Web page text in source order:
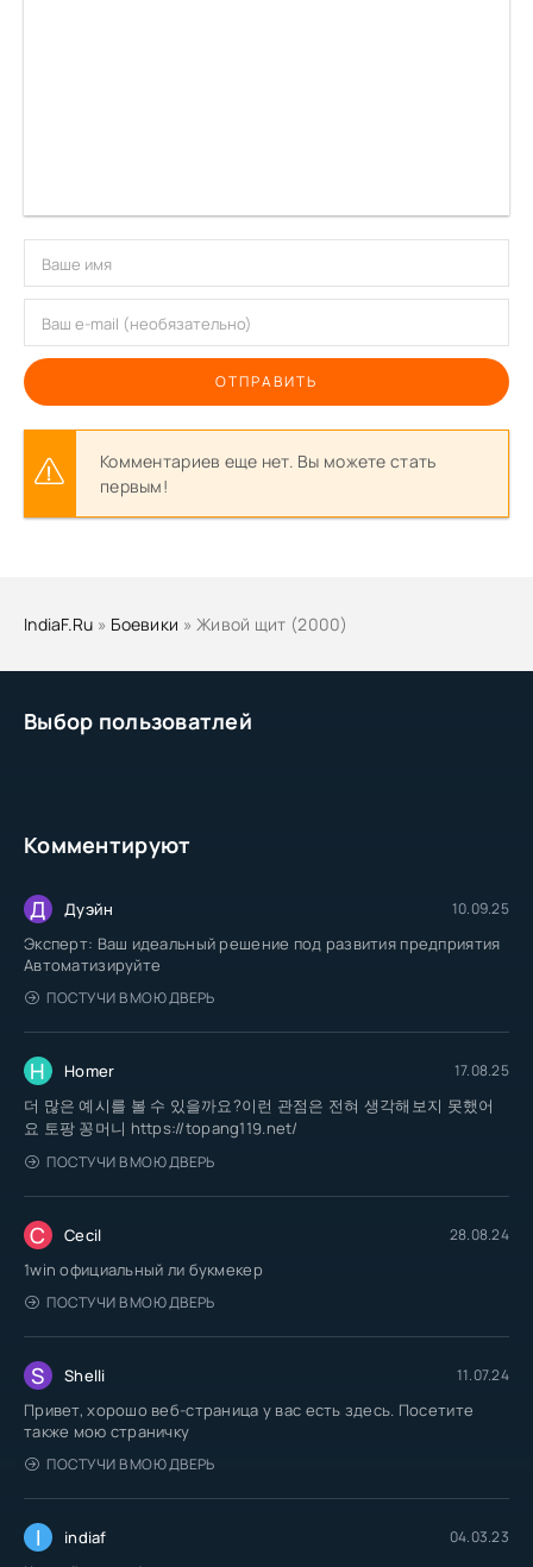
Выбор пользоватлей
Комментируют
Д Дуэйн 10.09.25
Эксперт: Ваш идеальный решение под развития предприятия
Автоматизируйте
ПОСТУЧИ В МОЮ ДВЕРЬ
H Homer 17.08.25
더 많은 예시를 볼 수 있을까요?이런 관점은 전혀 생각해보지 못했어
요 토팡 꽁머니 https://topang119.net/
ПОСТУЧИ В МОЮ ДВЕРЬ
C Cecil 28.08.24
1win официальный ли букмекер
ПОСТУЧИ В МОЮ ДВЕРЬ
S Shelli 11.07.24
Привет, хорошо веб-страница у вас есть здесь. Посетите
также мою страничку
ПОСТУЧИ В МОЮ ДВЕРЬ
I indiaf 04.03.23
ОТПРАВИТЬ
Комментариев еще нет. Вы можете стать
первым!
IndiaF.Ru » Боевики » Живой щит (2000)